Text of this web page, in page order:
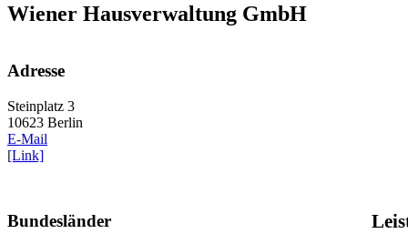
Wiener Hausverwaltung GmbH
Adresse
Steinplatz 3
10623 Berlin
E-Mail
[Link]
Bundesländer